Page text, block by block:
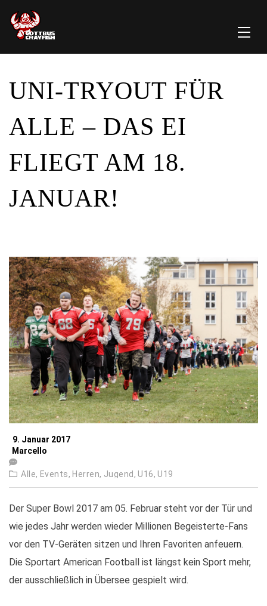
UNI-TRYOUT FÜR
ALLE – DAS EI
FLIEGT AM 18.
JANUAR!
9. Januar 2017
Marcello
Alle, Events, Herren, Jugend, U16, U19
Der Super Bowl 2017 am 05. Februar steht vor der Tür und
wie jedes Jahr werden wieder Millionen Begeisterte-Fans
vor den TV-Geräten sitzen und Ihren Favoriten anfeuern.
Die Sportart American Football ist längst kein Sport mehr,
der ausschließlich in Übersee gespielt wird.